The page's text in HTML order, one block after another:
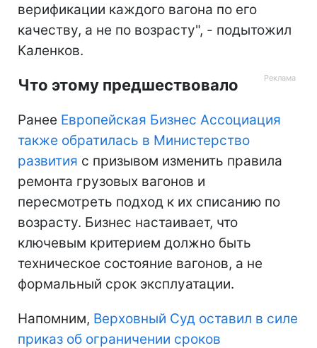
верификации каждого вагона по его
качеству, а не по возрасту", - подытожил
Каленков.
Что этому предшествовало
Ранее Европейская Бизнес Ассоциация
также обратилась в Министерство
развития с призывом изменить правила
ремонта грузовых вагонов и
пересмотреть подход к их списанию по
возрасту. Бизнес настаивает, что
ключевым критерием должно быть
техническое состояние вагонов, а не
формальный срок эксплуатации.
Напомним, Верховный Суд оставил в силе
приказ об ограничении сроков